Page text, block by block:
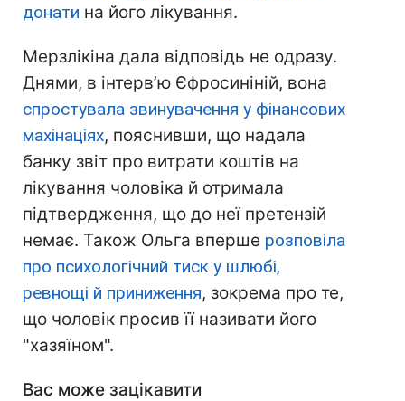
донати на його лікування.
Мерзлікіна дала відповідь не одразу.
Днями, в інтерв’ю Єфросиніній, вона
спростувала звинувачення у фінансових
махінаціях, пояснивши, що надала
банку звіт про витрати коштів на
лікування чоловіка й отримала
підтвердження, що до неї претензій
немає. Також Ольга вперше розповіла
про психологічний тиск у шлюбі,
ревнощі й приниження, зокрема про те,
що чоловік просив її називати його
"хазяїном".
Вас може зацікавити